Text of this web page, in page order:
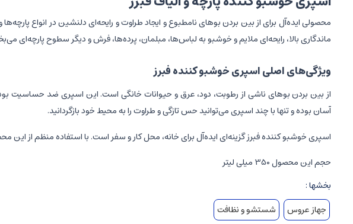
محصولی ایده‌آل برای از بین بردن بوهای نامطبوع و ایجاد طراوت و رایحه‌ای دلنشین در انواع
ماندگاری بالا، رایحه‌ای ملایم و خوشبو به لباس‌ها، مبلمان، پرده‌ها، فرش و دیگر سطوح پارچه‌ای
ویژگی‌های اصلی اسپری خوشبو کننده فبرز
از بین بردن بوهای ناشی از رطوبت، دود، عرق و حیوانات خانگی است. این اسپری ضد حساسیت بوده
آسان بوده و تنها با چند اسپری می‌توانید حس تازگی و طراوت را به محیط خود بازگردانید.
اسپری خوشبو کننده فبرز گزینه‌ای ایده‌آل برای خانه، محل کار و سفر است. با استفاده منظم از این
حجم این محصول 350 میلی لیتر
بخشها :
جهاز عروس
شستشو و نظافت